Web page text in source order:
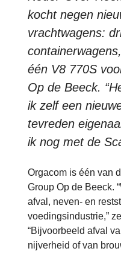
kocht negen
vrachtwagens:
één V8 770S
Op de Beeck.
ik zelf een
tevreden
ik nog met de
Orgacom is één van
Group Op de Beeck.
afval, neven- en
voedingsindustrie,”
“Bijvoorbeeld afval
nijverheid of van